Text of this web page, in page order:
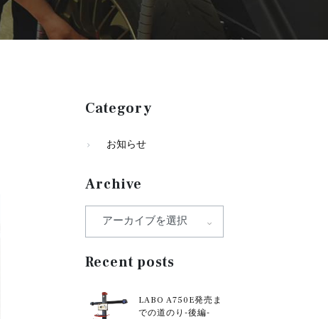
Category
お知らせ
Archive
Recent posts
LABO A750E発売ま
での道のり-後編-